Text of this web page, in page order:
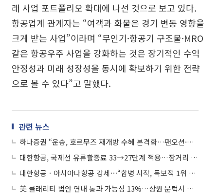
래 사업 포트폴리오 확대에 나선 것으로 보고 있다.
항공업계 관계자는 “여객과 화물은 경기 변동 영향을
크게 받는 사업”이라며 “무인기·항공기 구조물·MRO
같은 항공우주 사업을 강화하는 것은 장기적인 수익
안정성과 미래 성장성을 동시에 확보하기 위한 전략
으로 볼 수 있다”고 말했다.
관련 뉴스
하나증권 “운송, 호르무즈 재개방 수혜 본격화…팬오션·대한항공 톱픽”
대한항공, 국제선 유류할증료 33→27단계 적용…장거리 부담은 여전
대한항공ㆍ아시아나항공 강세⋯“합병 시작, 독보적 1위 사업자 등장”
美 클래리티 법안 연내 통과 가능성 13%…상원 문턱서 제동